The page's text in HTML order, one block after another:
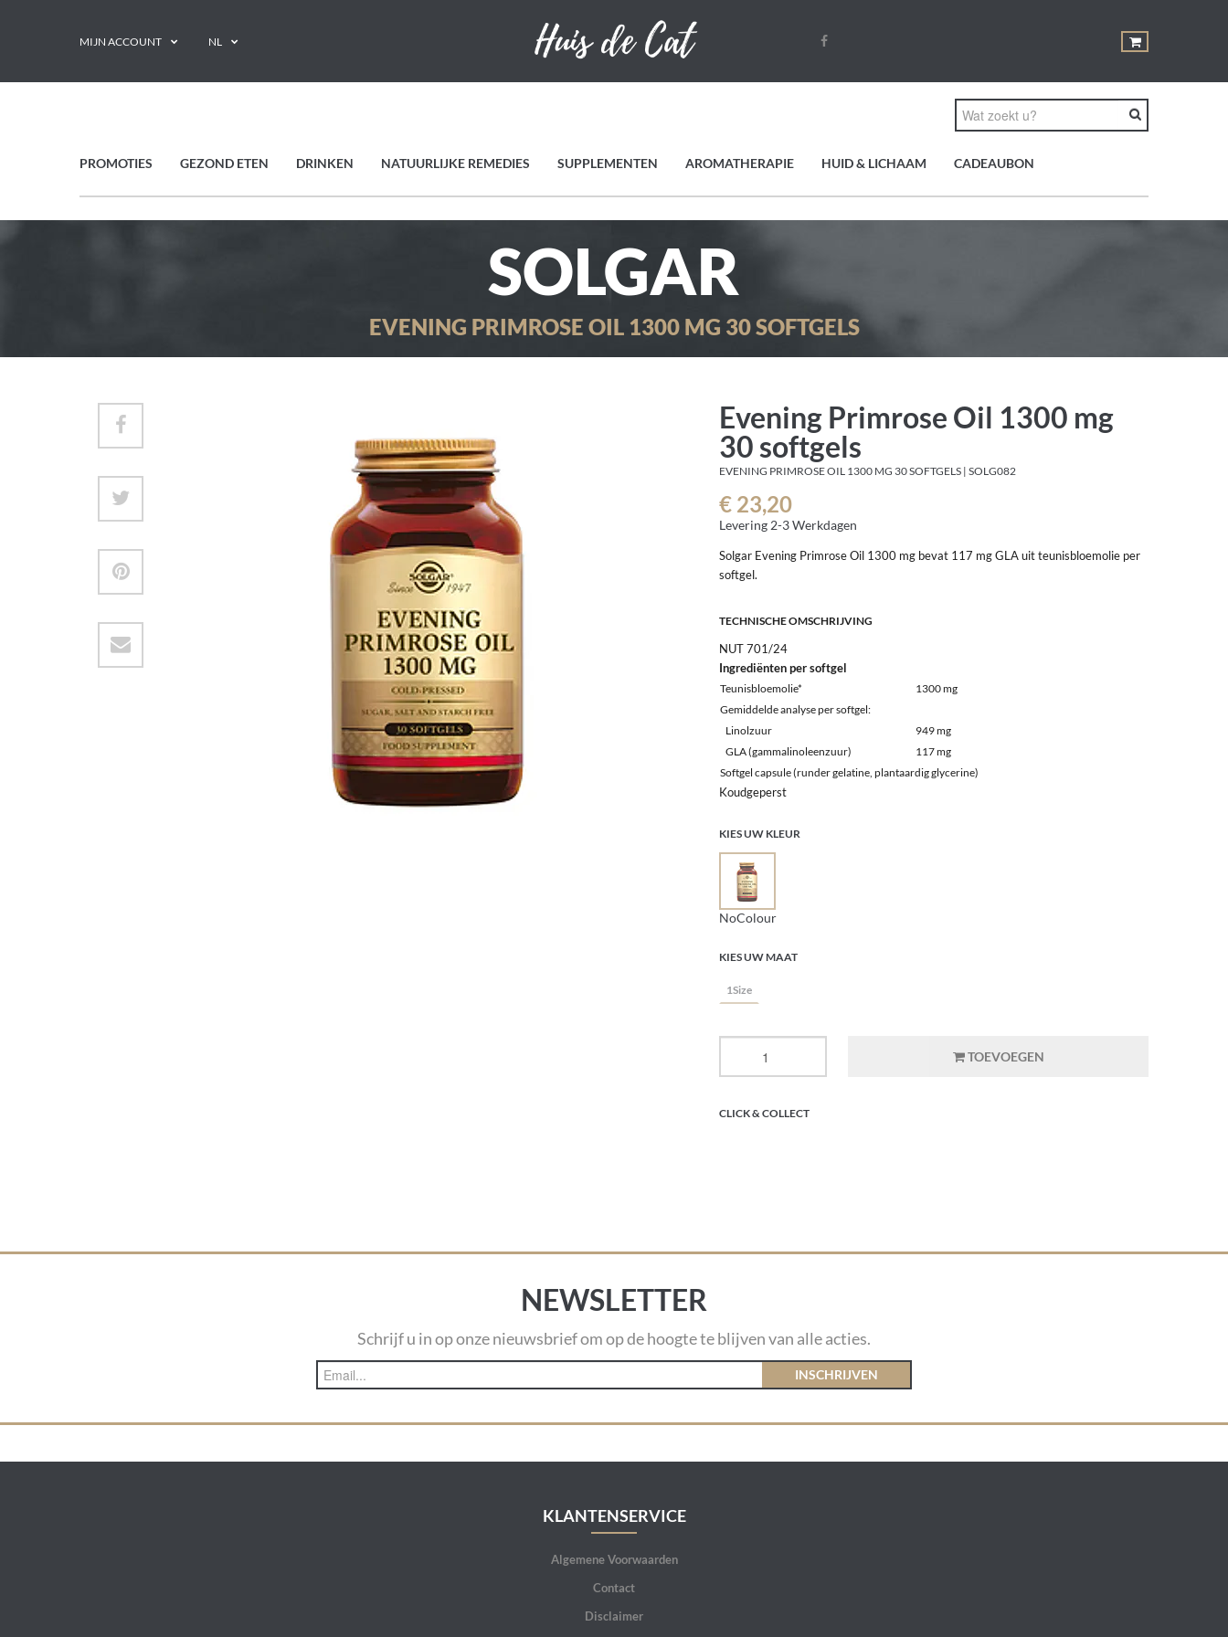
MIJN ACCOUNT NL
PROMOTIES GEZOND ETEN DRINKEN NATUURLIJKE REMEDIES SUPPLEMENTEN AROMATHERAPIE HUID & LICHAAM CADEAUBON
SOLGAR
EVENING PRIMROSE OIL 1300 MG 30 SOFTGELS
Evening Primrose Oil 1300 mg
30 softgels
EVENING PRIMROSE OIL 1300 MG 30 SOFTGELS | SOLG082
€ 23,20
Levering 2-3 Werkdagen
Solgar Evening Primrose Oil 1300 mg bevat 117 mg GLA uit teunisbloemolie per
softgel.
TECHNISCHE OMSCHRIJVING
NUT 701/24
Ingrediënten per softgel
Teunisbloemolie*
1300 mg
Gemiddelde analyse per softgel:
Linolzuur
949 mg
GLA (gammalinoleenzuur)
117 mg
Softgel capsule (runder gelatine, plantaardig glycerine)
Koudgeperst
KIES UW KLEUR
NoColour
KIES UW MAAT
1Size
TOEVOEGEN
CLICK & COLLECT
NEWSLETTER
Schrijf u in op onze nieuwsbrief om op de hoogte te blijven van alle acties.
INSCHRIJVEN
KLANTENSERVICE
Algemene Voorwaarden
Contact
Disclaimer